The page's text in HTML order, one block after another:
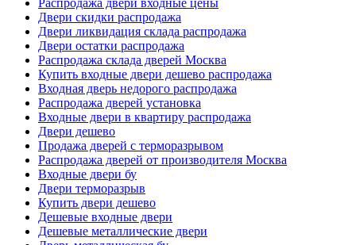
Распродажа двери входные цены
Двери скидки распродажа
Двери ликвидация склада распродажа
Двери остатки распродажа
Распродажа склада дверей Москва
Купить входные двери дешево распродажа
Входная дверь недорого распродажа
Распродажа дверей установка
Входные двери в квартиру распродажа
Двери дешево
Продажа дверей с терморазрывом
Распродажа дверей от производителя Москва
Входные двери бу
Двери терморазрыв
Купить двери дешево
Дешевые входные двери
Дешевые металлические двери